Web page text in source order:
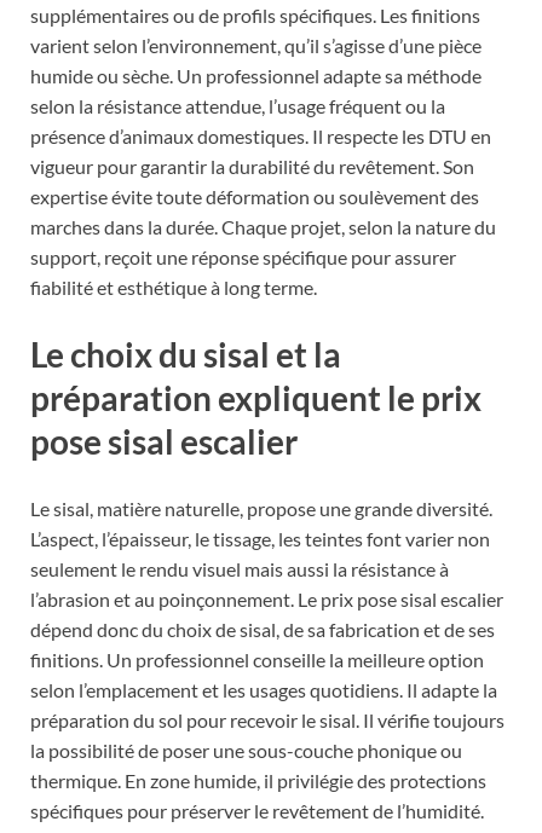
supplémentaires ou de profils spécifiques. Les finitions
varient selon l’environnement, qu’il s’agisse d’une pièce
humide ou sèche. Un professionnel adapte sa méthode
selon la résistance attendue, l’usage fréquent ou la
présence d’animaux domestiques. Il respecte les DTU en
vigueur pour garantir la durabilité du revêtement. Son
expertise évite toute déformation ou soulèvement des
marches dans la durée. Chaque projet, selon la nature du
support, reçoit une réponse spécifique pour assurer
fiabilité et esthétique à long terme.
Le choix du sisal et la
préparation expliquent le prix
pose sisal escalier
Le sisal, matière naturelle, propose une grande diversité.
L’aspect, l’épaisseur, le tissage, les teintes font varier non
seulement le rendu visuel mais aussi la résistance à
l’abrasion et au poinçonnement. Le prix pose sisal escalier
dépend donc du choix de sisal, de sa fabrication et de ses
finitions. Un professionnel conseille la meilleure option
selon l’emplacement et les usages quotidiens. Il adapte la
préparation du sol pour recevoir le sisal. Il vérifie toujours
la possibilité de poser une sous-couche phonique ou
thermique. En zone humide, il privilégie des protections
spécifiques pour préserver le revêtement de l’humidité.